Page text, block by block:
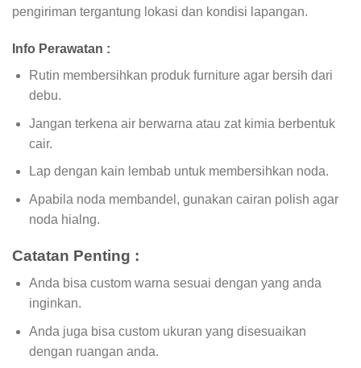
pengiriman tergantung lokasi dan kondisi lapangan.
Info Perawatan :
Rutin membersihkan produk furniture agar bersih dari
debu.
Jangan terkena air berwarna atau zat kimia berbentuk
cair.
Lap dengan kain lembab untuk membersihkan noda.
Apabila noda membandel, gunakan cairan polish agar
noda hialng.
Catatan Penting :
Anda bisa custom warna sesuai dengan yang anda
inginkan.
Anda juga bisa custom ukuran yang disesuaikan
dengan ruangan anda.